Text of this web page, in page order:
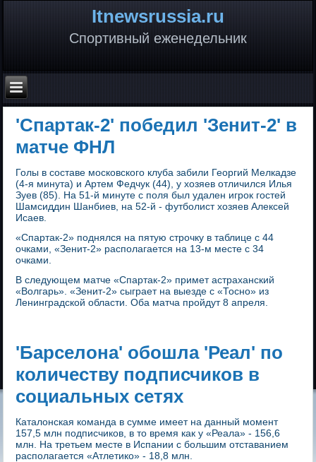
Itnewsrussia.ru
Спортивный еженедельник
'Спартак-2' победил 'Зенит-2' в
матче ФНЛ
Голы в составе московского клуба забили Георгий Мелкадзе
(4-я минута) и Артем Федчук (44), у хозяев отличился Илья
Зуев (85). На 51-й минуте с поля был удален игрок гостей
Шамсиддин Шанбиев, на 52-й - футболист хозяев Алексей
Исаев.
«Спартак-2» поднялся на пятую строчку в таблице с 44
очками, «Зенит-2» располагается на 13-м месте с 34
очками.
В следующем матче «Спартак-2» примет астраханский
«Волгарь». «Зенит-2» сыграет на выезде с «Тосно» из
Ленинградской области. Оба матча пройдут 8 апреля.
'Барселона' обошла 'Реал' по
количеству подписчиков в
социальных сетях
Каталонская команда в сумме имеет на данный момент
157,5 млн подписчиков, в то время как у «Реала» - 156,6
млн. На третьем месте в Испании с большим отставанием
располагается «Атлетико» - 18,8 млн.